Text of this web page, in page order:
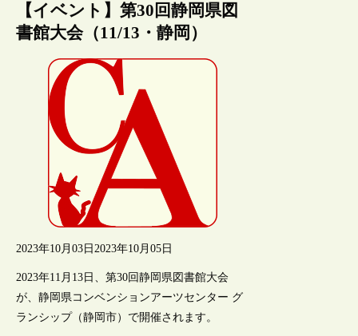
【イベント】第30回静岡県図
書館大会（11/13・静岡）
2023年10月03日 2023年10月05日
2023年11月13日、第30回静岡県図書館大会
が、静岡県コンベンションアーツセンター グ
ランシップ（静岡市）で開催されます。